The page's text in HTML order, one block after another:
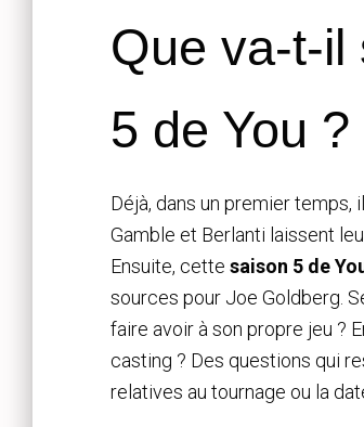
Que va-t-il
5 de You ?
Déjà, dans un premier temps,
Gamble et Berlanti laissent
Ensuite, cette saison 5 de
sources pour Joe Goldberg.
faire avoir à son propre jeu ?
casting ? Des questions qui
relatives au tournage ou la